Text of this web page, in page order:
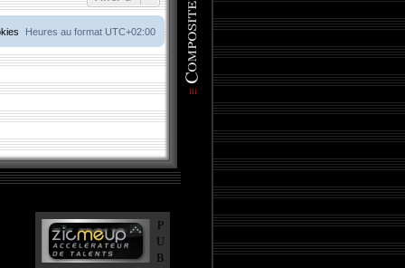
Heures au format UTC+02:00
P
U
B